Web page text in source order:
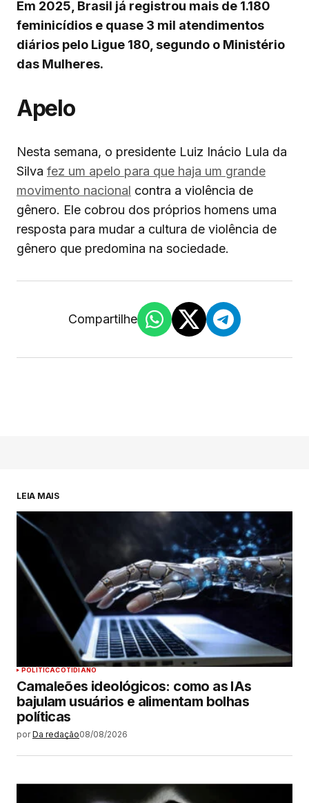
Em 2025, Brasil já registrou mais de 1.180
feminicídios e quase 3 mil atendimentos
diários pelo Ligue 180, segundo o Ministério
das Mulheres.
Apelo
Nesta semana, o presidente Luiz Inácio Lula da
Silva fez um apelo para que haja um grande
movimento nacional contra a violência de
gênero. Ele cobrou dos próprios homens uma
resposta para mudar a cultura de violência de
gênero que predomina na sociedade.
Compartilhe
LEIA MAIS
POLÍTICACOTIDIANO
Camaleões ideológicos: como as IAs
bajulam usuários e alimentam bolhas
políticas
por Da redação08/08/2026